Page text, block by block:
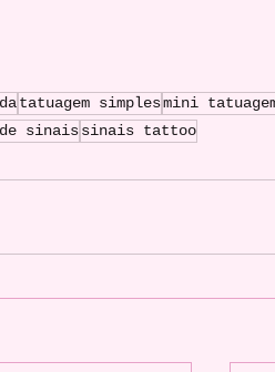
tatuagem simplesmini
sinaissinais tattoo